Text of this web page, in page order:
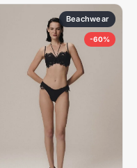
Beachwear
-60%